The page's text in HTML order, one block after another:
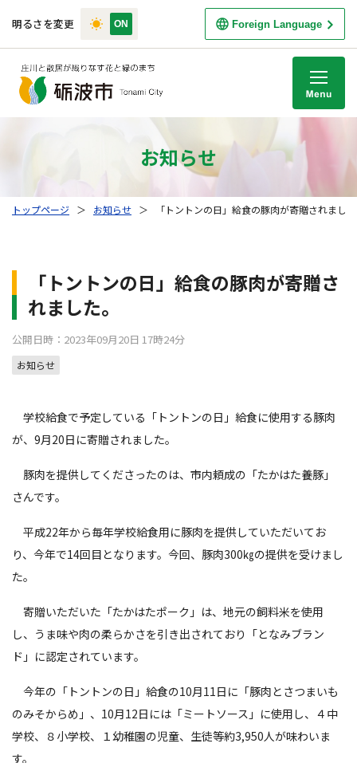
明るさを変更 Foreign Language
お知らせ
トップページ ＞ お知らせ ＞ 「トントンの日」給食の豚肉が寄贈されまし
「トントンの日」給食の豚肉が寄贈さ
れました。
公開日時：2023年09月20日 17時24分
お知らせ
学校給食で予定している「トントンの日」給食に使用する豚肉
が、9月20日に寄贈されました。
豚肉を提供してくださったのは、市内頼成の「たかはた養豚」
さんです。
平成22年から毎年学校給食用に豚肉を提供していただいてお
り、今年で14回目となります。今回、豚肉300㎏の提供を受けまし
た。
寄贈いただいた「たかはたポーク」は、地元の飼料米を使用
し、うま味や肉の柔らかさを引き出されており「となみブラン
ド」に認定されています。
今年の「トントンの日」給食の10月11日に「豚肉とさつまいも
のみそからめ」、10月12日には「ミートソース」に使用し、４中
学校、８小学校、１幼稚園の児童、生徒等約3,950人が味わいま
す。